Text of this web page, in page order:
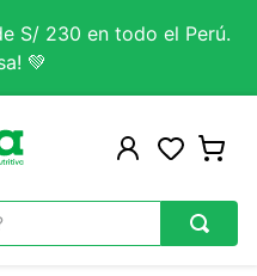
S/ 230 en todo el Perú.
💚